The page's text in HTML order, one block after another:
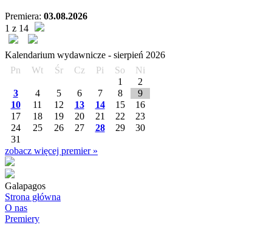
Premiera: 03.08.2026
1 z 14
Kalendarium wydawnicze - sierpień 2026
Pn
Wt Śr Cz Pi So
Ni
1
2
3
4 5 6 7 8
9
10
11 12 13 14 15
16
17
18 19 20 21 22
23
24
25 26 27 28 29
30
31
zobacz więcej premier »
Galapagos
Strona główna
O nas
Premiery